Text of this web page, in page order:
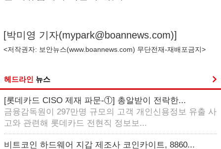
[박미영 기자(mypark@boannews.com)]
<저작권자: 보안뉴스(www.boannews.com) 무단전재-재배포금지>
헤드라인 뉴스
[롯데카드 CISO 제재 파문-①] 총알받이 전락한...
금융감독원이 297만명 규모의 고객 개인신용정보 유출 사
고와 관련해 롯데카드 전현직 정보보...
비트코인 하드웨어 지갑 제조사 코인카이트, 8860...